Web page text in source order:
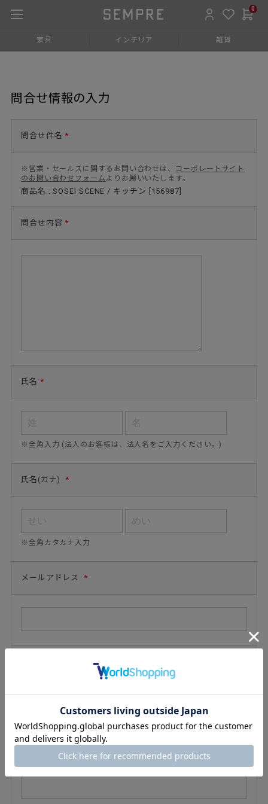
0
家具 インテリア 雑貨
問合せ情報の入力
問合せ件名 *
※営業・セールスに関するお問い合わせは、
コーポレートサイト
のお問い合わせフォーム よりお願いいたします。
商品名 : SOSEI SCENE / キッチン [156987]
問合せ内容 *
氏名 *
※全角入力 (法人のお客様は、法人名をご入力ください。)
氏名(カナ) *
※全角カタカナ入力
メールアドレス *
メールアドレス(確認用)
電話番号 *